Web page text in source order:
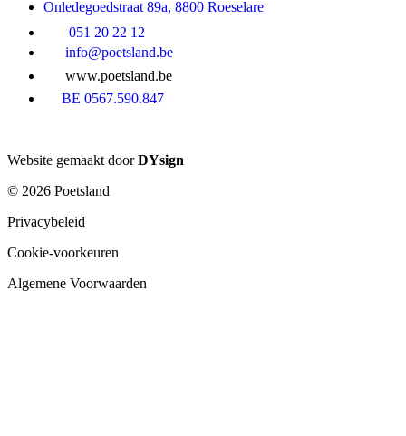
Onledegoedstraat 89a, 8800 Roeselare
051 20 22 12
info@poetsland.be
www.poetsland.be
BE 0567.590.847
Website gemaakt doorDYsign
© 2026 Poetsland
Privacybeleid
Cookie-voorkeuren
Algemene Voorwaarden